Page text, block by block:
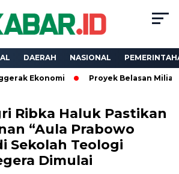
DAERAH NASIONAL
Proyek Belasan Miliar Dinas
Ribka Haluk Pastikan
“Aula Prabowo
Sekolah Teologi
Dimulai